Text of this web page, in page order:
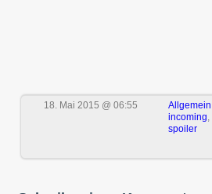
18. Mai 2015 @ 06:55 Allgemein
incoming,
spoiler